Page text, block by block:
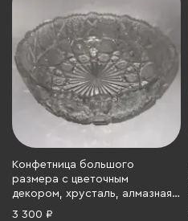
Конфетница большого
размера с цветочным
декором, хрусталь, алмазная
грань, СССР, 1970-1990 гг.
3 300 ₽